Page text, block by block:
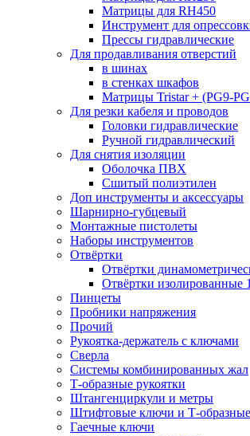
Матрицы для RH450
Инструмент для
Прессы гидравлические
Для продавливания отверстий
в шинах
в стенках шкафов
Матрицы Tristar + (PG9-
Для резки кабеля и проводов
Головки гидравлические
Ручной гидравлический
Для снятия изоляции
Оболочка ПВХ
Сшитый полиэтилен
Доп инструменты и аксессуары
Шарнирно-губцевый
Монтажные пистолеты
Наборы инструментов
Отвёртки
Отвёртки
Отвёртки изолированные
Пинцеты
Пробники напряжения
Прочий
Рукоятка-держатель с ключами
Сверла
Системы комбинированных жал
Т-образные рукоятки
Штангенциркули и метры
Штифтовые ключи и Т-образные
Гаечные ключи